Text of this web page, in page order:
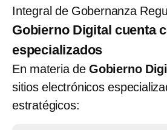
Integral de Gobernanza
Gobierno Digital cuenta
especializados
En materia de Gobierno
sitios electrónicos
estratégicos: